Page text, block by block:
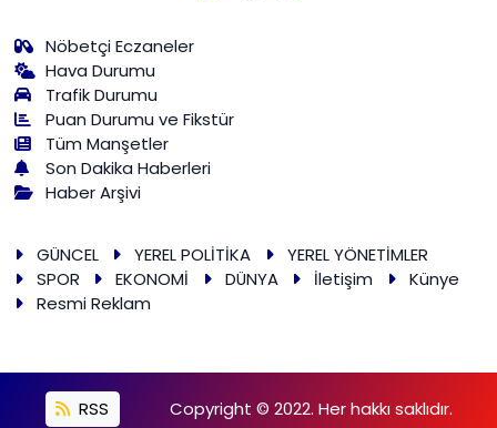
Nöbetçi Eczaneler
Hava Durumu
Trafik Durumu
Puan Durumu ve Fikstür
Tüm Manşetler
Son Dakika Haberleri
Haber Arşivi
GÜNCEL YEREL POLİTİKA
YEREL YÖNETİMLER
SPOR
EKONOMİ DÜNYA İletişim
Künye
Resmi Reklam
RSS Copyright © 2022. Her hakkı saklıdır.